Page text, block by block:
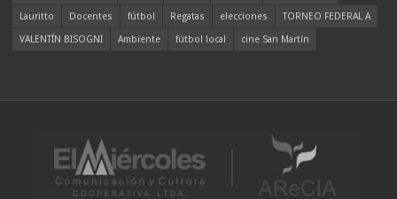
Lauritto
Docentes fútbol Regatas elecciones
TORNEO FEDERAL A
VALENTÍN BISOGNI
Ambiente fútbol local cine San Martín